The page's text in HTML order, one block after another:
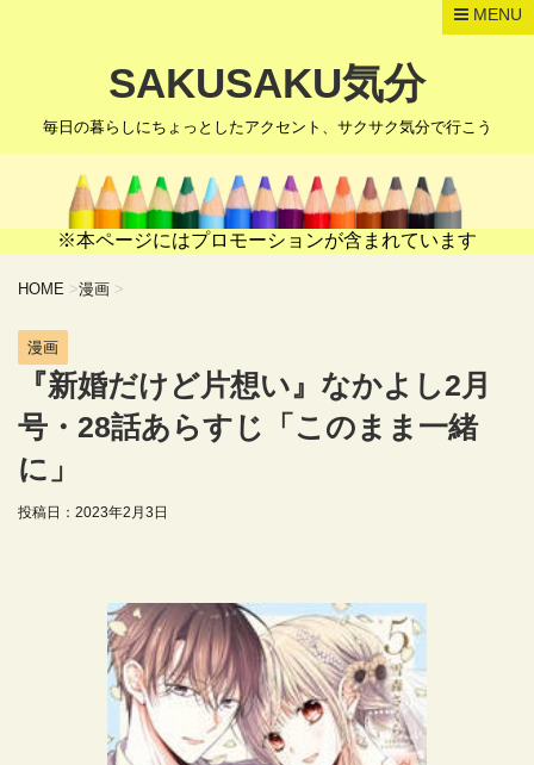
MENU
SAKUSAKU気分
毎日の暮らしにちょっとしたアクセント、サクサク気分で行こう
※本ページにはプロモーションが含まれています
HOME >漫画 >
漫画
『新婚だけど片想い』なかよし2月
号・28話あらすじ「このまま一緒
に」
投稿日： 2023年2月3日